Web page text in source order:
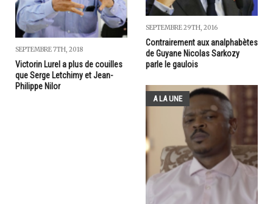
SEPTEMBRE 7TH, 2018
Victorin Lurel a plus de couilles
que Serge Letchimy et Jean-
Philippe Nilor
SEPTEMBRE 29TH, 2016
Contrairement aux analphabètes
de Guyane Nicolas Sarkozy
parle le gaulois
A LA UNE